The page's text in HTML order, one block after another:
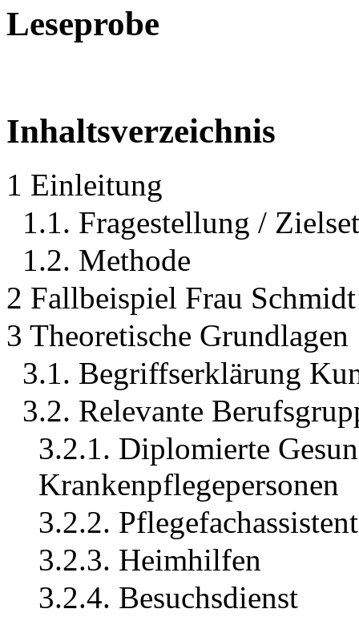
Leseprobe
Inhaltsverzeichnis
1 Einleitung
1.1. Fragestellung /
1.2. Methode
2 Fallbeispiel Frau Schmidt
3 Theoretische Grundlagen
3.1. Begriffserklärung
3.2. Relevante
3.2.1. Diplomierte
Krankenpflegepersonen
3.2.2.
3.2.3. Heimhilfen
3.2.4. Besuchsdienst